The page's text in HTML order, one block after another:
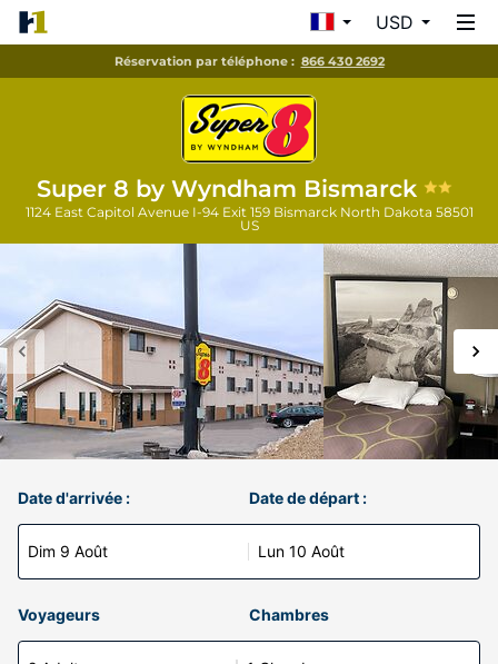
USD
Réservation par téléphone : 866 430 2692
Super 8 by Wyndham Bismarck
1124 East Capitol Avenue I-94 Exit 159 Bismarck North Dakota 58501
US
Date d'arrivée :
Dim 9 Août
Date de départ :
Lun 10 Août
Voyageurs Chambres